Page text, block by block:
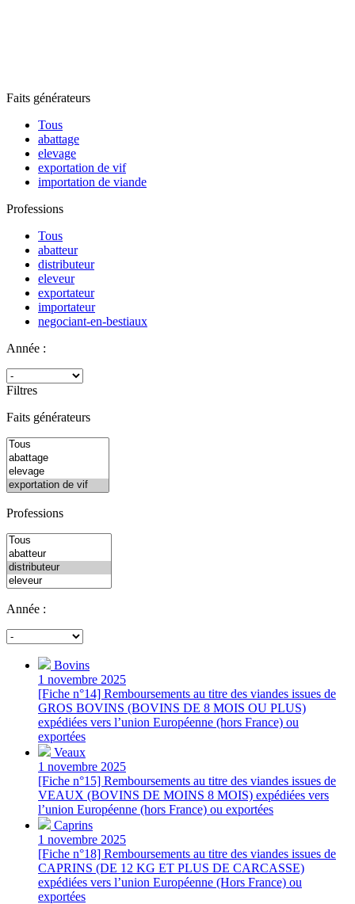
Faits générateurs
Tous
abattage
elevage
exportation de vif
importation de viande
Professions
Tous
abatteur
distributeur
eleveur
exportateur
importateur
negociant-en-bestiaux
Année :
Filtres
Faits générateurs
Professions
Année :
Bovins
1 novembre 2025
[Fiche n°14] Remboursements au titre des viandes issues de
GROS BOVINS (BOVINS DE 8 MOIS OU PLUS)
expédiées vers l’union Européenne (hors France) ou
exportées
Veaux
1 novembre 2025
[Fiche n°15] Remboursements au titre des viandes issues de
VEAUX (BOVINS DE MOINS 8 MOIS) expédiées vers
l’union Européenne (hors France) ou exportées
Caprins
1 novembre 2025
[Fiche n°18] Remboursements au titre des viandes issues de
CAPRINS (DE 12 KG ET PLUS DE CARCASSE)
expédiées vers l’union Européenne (Hors France) ou
exportées